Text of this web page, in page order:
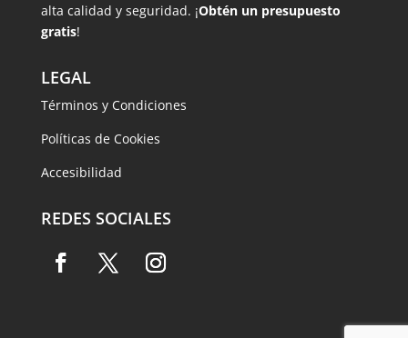
alta calidad y seguridad. ¡Obtén un presupuesto
gratis!
LEGAL
Términos y Condiciones
Políticas de Cookies
Accesibilidad
REDES SOCIALES